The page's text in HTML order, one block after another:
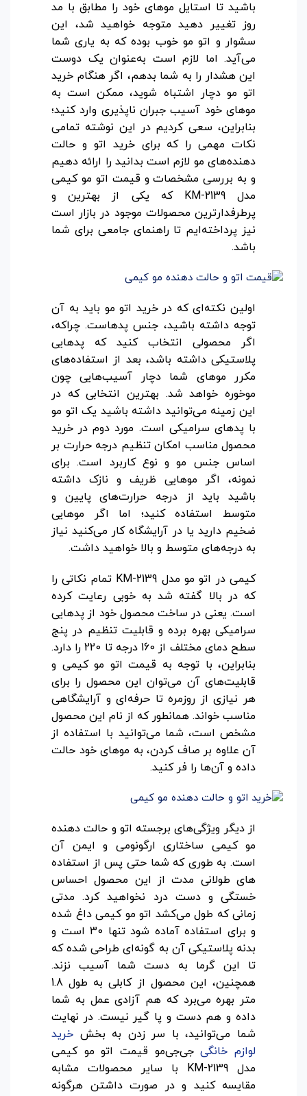
باشید تا استایل موهای خود را مطابق با مد
روز تغییر دهید متوجه خواهید شد، این
سشوار و اتو مو خوب بوده که به یاری شما
می‌آید. اما لازم است به‌عنوان یک دوست
این هشدار را به شما بدهم، اگر هنگام خرید
اتو مو دچار اشتباه شوید، ممکن است به
موهای خود آسیب جبران ناپذیری وارد کنید؛
بنابراین، سعی کردیم در این نوشته تمامی
نکات مهمی را که برای خرید اتو و حالت
دهنده‌های مو لازم است بدانید را ارائه دهیم
و به بررسی مشخصات و قیمت اتو مو کیمی
مدل KM-2139 که یکی از بهترین و
پرطرفدارترین محصولات موجود در بازار است
نیز پرداخته‌ایم تا راهنمای جامعی برای شما
باشد.
اولین نکته‌ای که در خرید اتو مو باید به آن
توجه داشته باشید، جنس پدهاست. چراکه،
اگر محصولی انتخاب کنید که پدهایی
پلاستیکی داشته باشد، بعد از استفاده‌های
مکرر موهای شما دچار آسیب‌هایی چون
موخوره خواهد شد. بهترین انتخابی که در
این زمینه می‌توانید داشته باشید یک اتو مو
با پدهای سرامیکی است. مورد دوم در خرید
محصول مناسب امکان تنظیم درجه حرارت بر
اساس جنس مو و نوع کاربرد است. برای
نمونه، اگر موهایی ظریف و نازک داشته
باشید باید از درجه حرارت‌های پایین و
متوسط استفاده کنید؛ اما اگر موهایی
ضخیم دارید یا در آرایشگاه کار می‌کنید نیاز
به درجه‌های متوسط و بالا خواهید داشت.
کیمی در اتو مو مدل KM-2139 تمام نکاتی را
که در بالا گفته شد به خوبی رعایت کرده
است. یعنی در ساخت محصول خود از پدهایی
سرامیکی بهره برده و قابلیت تنظیم در پنج
سطح دمای مختلف از 160 درجه تا 220 را دارد.
بنابراین، با توجه به قیمت اتو مو کیمی و
قابلیت‌های آن می‌توان این محصول را برای
هر نیازی از روزمره تا حرفه‌ای و آرایشگاهی
مناسب خواند. همانطور که از نام این محصول
مشخص است، شما می‌توانید با استفاده از
آن علاوه بر صاف کردن، به موهای خود حالت
داده و آن‌ها را فر کنید.
از دیگر ویژگی‌های برجسته اتو و حالت دهنده
مو کیمی ساختاری ارگونومی و ایمن آن
است. به طوری که شما حتی پس از استفاده
های طولانی مدت از این محصول احساس
خستگی و دست درد نخواهید کرد. مدتی
زمانی که طول می‌کشد اتو مو کیمی داغ شده
و برای استفاده آماده شود تنها 30 است و
بدنه پلاستیکی آن به گونه‌ای طراحی شده که
تا این گرما به دست شما آسیب نزند.
همچنین، این محصول از کابلی به طول 1.8
متر بهره می‌برد که هم آزادی عمل به شما
داده و هم دست و پا گیر نیست. در نهایت
شما می‌توانید، با سر زدن به بخش خرید
لوازم خانگیجی‌جی‌مو قیمت اتو مو کیمی
مدل KM-2139 با سایر محصولات مشابه
مقایسه کنید و در صورت داشتن هرگونه